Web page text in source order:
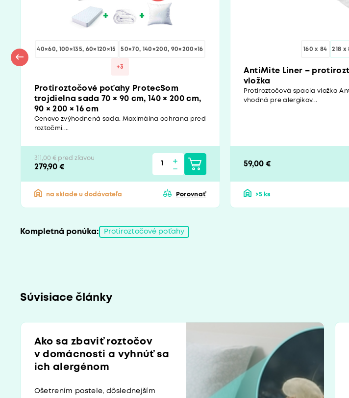
40×60, 100×135, 60×120×15 50×70, 140×200, 90×200×16
+3
Protiroztočové poťahy ProtecSom
trojdielna sada 70 × 90 cm, 140 × 200 cm,
90 × 200 × 16 cm
Cenovo zvýhodnená sada. Maximálna ochrana pred
roztočmi....
311,00 € pred zľavou
279,90 €
na sklade u dodávateľa Porovnať
160 x 84 218 x
AntiMite Liner –
vložka
Protiroztočová spacia vložka
vhodná pre alergikov...
59,00 €
>5 ks
Kompletná ponúka: Protiroztočové poťahy
Súvisiace články
Ako sa zbaviť roztočov
v domácnosti a vyhnúť sa
ich alergénom
Ošetrením postele, dôslednejším